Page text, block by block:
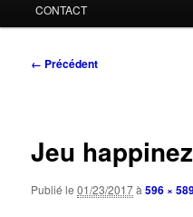
CONTACT
Navigation
← Précédent
Jeu happinez
Publié le01/23/2017à596 ×